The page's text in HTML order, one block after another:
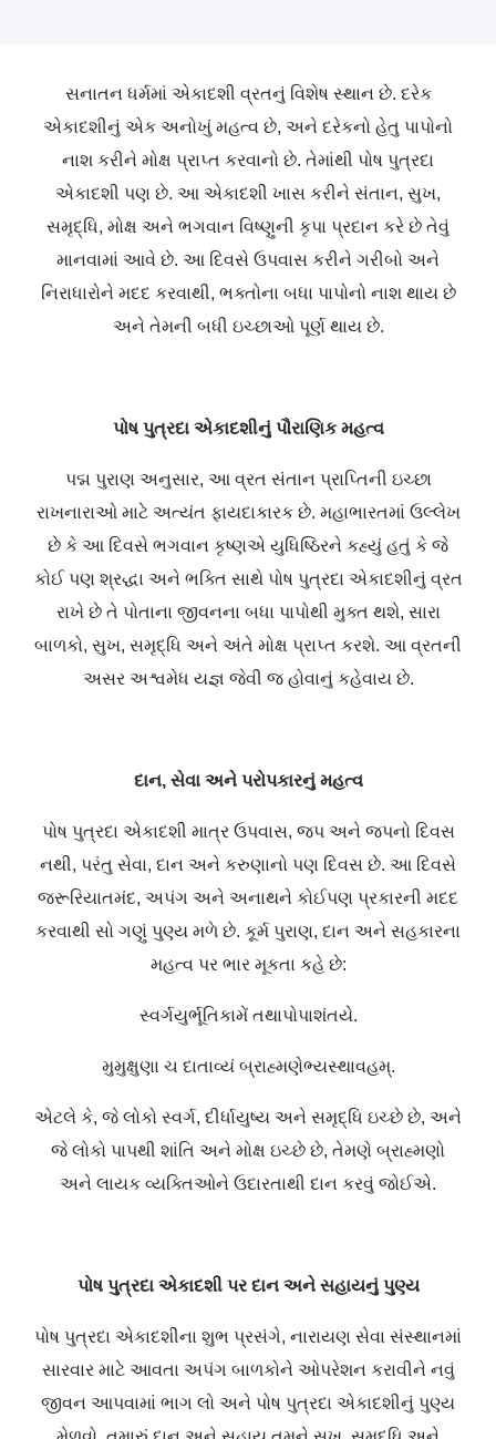
સનાતન ધર્મમાં એકાદશી વ્રતનું વિશેષ સ્થાન છે. દરેક
એકાદશીનું એક અનોખું મહત્વ છે, અને દરેકનો હેતુ પાપોનો
નાશ કરીને મોક્ષ પ્રાપ્ત કરવાનો છે. તેમાંથી પોષ પુત્રદા
એકાદશી પણ છે. આ એકાદશી ખાસ કરીને સંતાન, સુખ,
સમૃદ્ધિ, મોક્ષ અને ભગવાન વિષ્ણુની કૃપા પ્રદાન કરે છે તેવું
માનવામાં આવે છે. આ દિવસે ઉપવાસ કરીને ગરીબો અને
નિરાધારોને મદદ કરવાથી, ભક્તોના બધા પાપોનો નાશ થાય છે
અને તેમની બધી ઇચ્છાઓ પૂર્ણ થાય છે.
પોષ પુત્રદા એકાદશીનું પૌરાણિક મહત્વ
પદ્મ પુરાણ અનુસાર, આ વ્રત સંતાન પ્રાપ્તિની ઇચ્છા
રાખનારાઓ માટે અત્યંત ફાયદાકારક છે. મહાભારતમાં ઉલ્લેખ
છે કે આ દિવસે ભગવાન કૃષ્ણએ યુધિષ્ઠિરને કહ્યું હતું કે જે
કોઈ પણ શ્રદ્ધા અને ભક્તિ સાથે પોષ પુત્રદા એકાદશીનું વ્રત
રાખે છે તે પોતાના જીવનના બધા પાપોથી મુક્ત થશે, સારા
બાળકો, સુખ, સમૃદ્ધિ અને અંતે મોક્ષ પ્રાપ્ત કરશે. આ વ્રતની
અસર અશ્વમેધ યજ્ઞ જેવી જ હોવાનું કહેવાય છે.
દાન, સેવા અને પરોપકારનું મહત્વ
પોષ પુત્રદા એકાદશી માત્ર ઉપવાસ, જપ અને જપનો દિવસ
નથી, પરંતુ સેવા, દાન અને કરુણાનો પણ દિવસ છે. આ દિવસે
જરૂરિયાતમંદ, અપંગ અને અનાથને કોઈપણ પ્રકારની મદદ
કરવાથી સો ગણું પુણ્ય મળે છે. કૂર્મ પુરાણ, દાન અને સહકારના
મહત્વ પર ભાર મૂકતા કહે છે:
સ્વર્ગયુર્ભૂતિકામેં તથાપોપાશંતયે.
મુમુક્ષુણા ચ દાતાવ્યં બ્રાહ્મણેભ્યસ્થાવહમ્.
એટલે કે, જે લોકો સ્વર્ગ, દીર્ધાયુષ્ય અને સમૃદ્ધિ ઇચ્છે છે, અને
જે લોકો પાપથી શાંતિ અને મોક્ષ ઇચ્છે છે, તેમણે બ્રાહ્મણો
અને લાયક વ્યક્તિઓને ઉદારતાથી દાન કરવું જોઈએ.
પોષ પુત્રદા એકાદશી પર દાન અને સહાયનું પુણ્ય
પોષ પુત્રદા એકાદશીના શુભ પ્રસંગે, નારાયણ સેવા સંસ્થાનમાં
સારવાર માટે આવતા અપંગ બાળકોને ઓપરેશન કરાવીને નવું
જીવન આપવામાં ભાગ લો અને પોષ પુત્રદા એકાદશીનું પુણ્ય